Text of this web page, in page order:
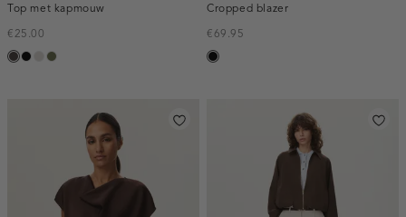
Top met kapmouw
€25.00
chocozwarttaupe,
groen,
Cropped blazer
€69.95
zwart